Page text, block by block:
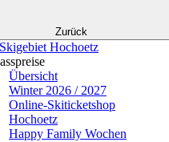
Zurück
Hochoetz
Übersicht
Winter 2026 / 2027
Online-Skiticketshop
Hochoetz
Happy Family Wochen